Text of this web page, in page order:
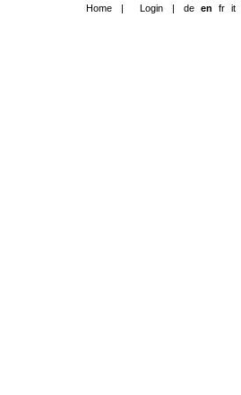
Home | Login | de en fr it